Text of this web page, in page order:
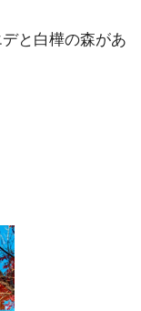
と白樺の森があ